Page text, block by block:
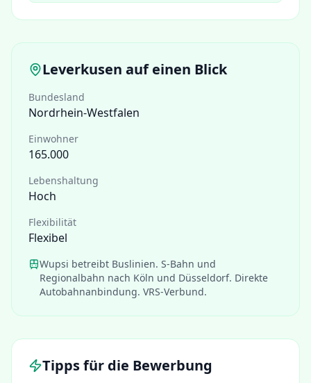
Leverkusen auf einen Blick
Bundesland
Nordrhein-Westfalen
Einwohner
165.000
Lebenshaltung
Hoch
Flexibilität
Flexibel
Wupsi betreibt Buslinien. S-Bahn und
Regionalbahn nach Köln und Düsseldorf. Direkte
Autobahnanbindung. VRS-Verbund.
Tipps für die Bewerbung